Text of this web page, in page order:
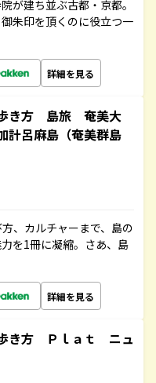
が建ち並ぶ古都・京都。
朱印を頂くのに役立つ一
詳細を見る
き方 島旅 奄美大
呂麻島（奄美群島
、カルチャーまで、島の
を1冊に凝縮。さあ、島
詳細を見る
き方 Ｐｌａｔ ニュ